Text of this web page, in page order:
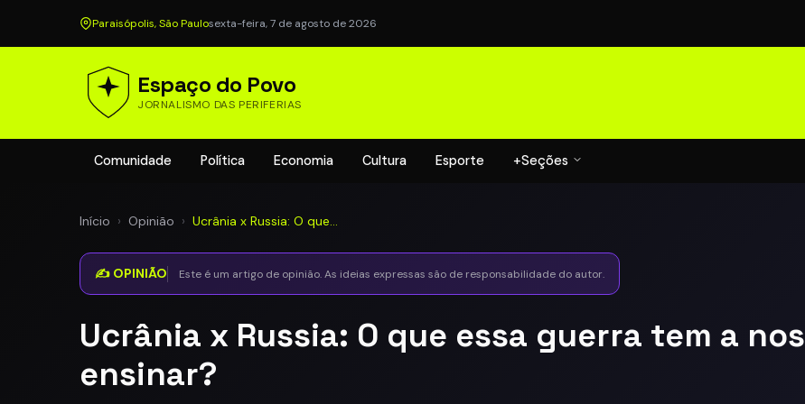
Paraisópolis, São Paulosexta-feira, 7 de agosto de 2026
Espaço do Povo
JORNALISMO DAS PERIFERIAS
Comunidade Política Economia Cultura Esporte +Seções
Início › Opinião › Ucrânia x Russia: O que…
✍️ OPINIÃO Este é um artigo de opinião. As ideias expressas são de responsabilidade do autor.
Ucrânia x Russia: O que essa guerra tem a nos
ensinar?